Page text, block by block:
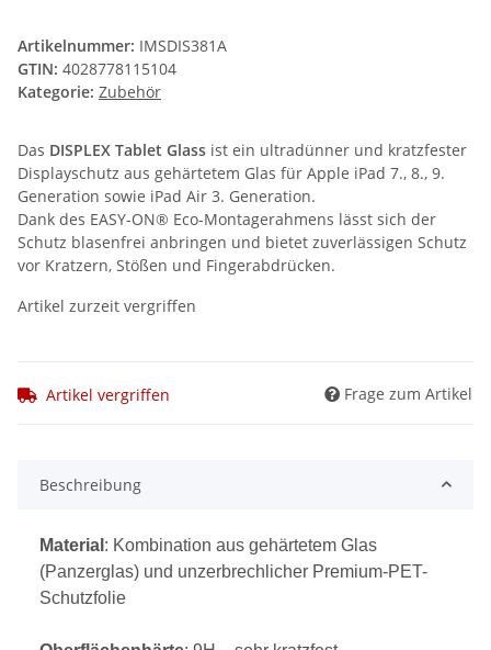
Artikelnummer: IMSDIS381A
GTIN: 4028778115104
Kategorie: Zubehör
Das DISPLEX Tablet Glass ist ein ultradünner und kratzfester
Displayschutz aus gehärtetem Glas für Apple iPad 7., 8., 9.
Generation sowie iPad Air 3. Generation.
Dank des EASY-ON® Eco-Montagerahmens lässt sich der
Schutz blasenfrei anbringen und bietet zuverlässigen Schutz
vor Kratzern, Stößen und Fingerabdrücken.
Artikel zurzeit vergriffen
Artikel vergriffen Frage zum Artikel
Beschreibung
Material : Kombination aus gehärtetem Glas
(Panzerglas) und unzerbrechlicher Premium-PET-
Schutzfolie